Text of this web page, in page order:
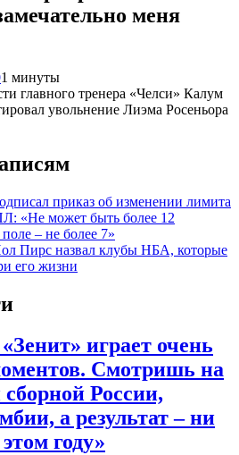
меня
1 минуты
главного тренера «Челси» Калум
увольнение Лиэма Росеньора
приказ об изменении лимита
«Не может быть более 12
– не более 7»
Пирс назвал клубы НБА, которые
его жизни
играет очень
Смотришь на
России,
а результат – ни
году»